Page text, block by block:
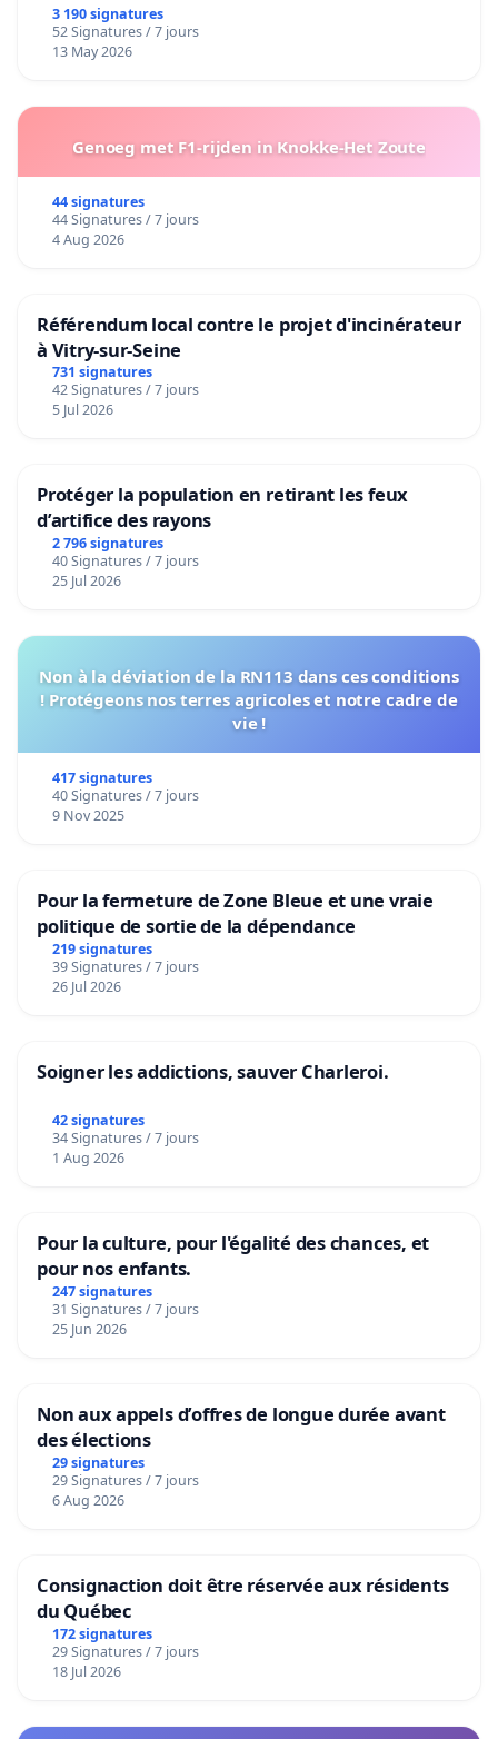
3 190 signatures
52 Signatures / 7 jours
13 May 2026
Genoeg met F1-rijden in Knokke-Het Zoute
44 signatures
44 Signatures / 7 jours
4 Aug 2026
Référendum local contre le projet d'incinérateur
à Vitry-sur-Seine
731 signatures
42 Signatures / 7 jours
5 Jul 2026
Protéger la population en retirant les feux
d’artifice des rayons
2 796 signatures
40 Signatures / 7 jours
25 Jul 2026
Non à la déviation de la RN113 dans ces conditions
! Protégeons nos terres agricoles et notre cadre de
vie !
417 signatures
40 Signatures / 7 jours
9 Nov 2025
Pour la fermeture de Zone Bleue et une vraie
politique de sortie de la dépendance
219 signatures
39 Signatures / 7 jours
26 Jul 2026
Soigner les addictions, sauver Charleroi.
42 signatures
34 Signatures / 7 jours
1 Aug 2026
Pour la culture, pour l'égalité des chances, et
pour nos enfants.
247 signatures
31 Signatures / 7 jours
25 Jun 2026
Non aux appels d’offres de longue durée avant
des élections
29 signatures
29 Signatures / 7 jours
6 Aug 2026
Consignaction doit être réservée aux résidents
du Québec
172 signatures
29 Signatures / 7 jours
18 Jul 2026